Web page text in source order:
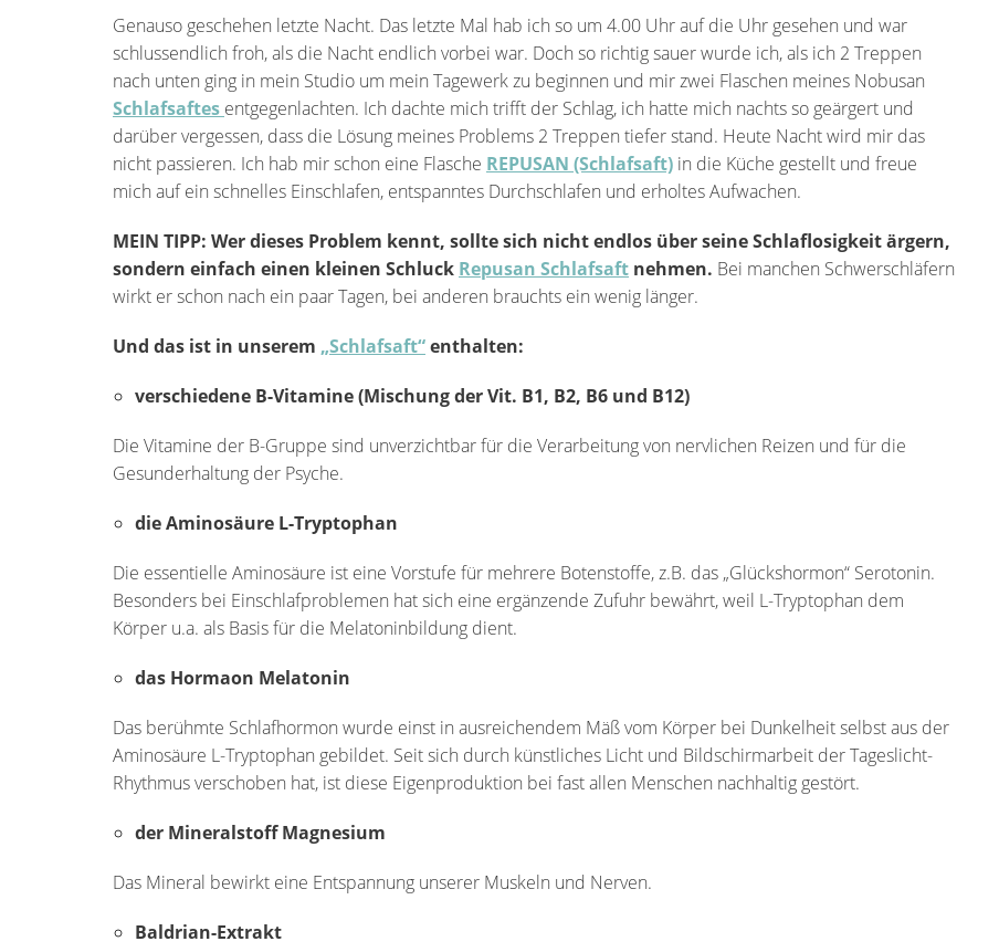
Genauso geschehen letzte Nacht. Das letzte Mal hab ich so um 4.00 Uhr auf die Uhr gesehen und war
schlussendlich froh, als die Nacht endlich vorbei war. Doch so richtig sauer wurde ich, als ich 2 Treppen
nach unten ging in mein Studio um mein Tagewerk zu beginnen und mir zwei Flaschen meines Nobusan
Schlafsaftes entgegenlachten. Ich dachte mich trifft der Schlag, ich hatte mich nachts so geärgert und
darüber vergessen, dass die Lösung meines Problems 2 Treppen tiefer stand. Heute Nacht wird mir das
nicht passieren. Ich hab mir schon eine Flasche REPUSAN (Schlafsaft) in die Küche gestellt und freue
mich auf ein schnelles Einschlafen, entspanntes Durchschlafen und erholtes Aufwachen.
MEIN TIPP: Wer dieses Problem kennt, sollte sich nicht endlos über seine Schlaflosigkeit ärgern,
sondern einfach einen kleinen Schluck Repusan Schlafsaft nehmen. Bei manchen Schwerschläfern
wirkt er schon nach ein paar Tagen, bei anderen brauchts ein wenig länger.
Und das ist in unserem „Schlafsaft“enthalten:
verschiedene B-Vitamine (Mischung der Vit. B1, B2, B6 und B12)
Die Vitamine der B-Gruppe sind unverzichtbar für die Verarbeitung von nervlichen Reizen und für die
Gesunderhaltung der Psyche.
die Aminosäure L-Tryptophan
Die essentielle Aminosäure ist eine Vorstufe für mehrere Botenstoffe, z.B. das „Glückshormon“ Serotonin.
Besonders bei Einschlafproblemen hat sich eine ergänzende Zufuhr bewährt, weil L-Tryptophan dem
Körper u.a. als Basis für die Melatoninbildung dient.
das Hormaon Melatonin
Das berühmte Schlafhormon wurde einst in ausreichendem Mäß vom Körper bei Dunkelheit selbst aus der
Aminosäure L-Tryptophan gebildet. Seit sich durch künstliches Licht und Bildschirmarbeit der Tageslicht-
Rhythmus verschoben hat, ist diese Eigenproduktion bei fast allen Menschen nachhaltig gestört.
der Mineralstoff Magnesium
Das Mineral bewirkt eine Entspannung unserer Muskeln und Nerven.
Baldrian-Extrakt